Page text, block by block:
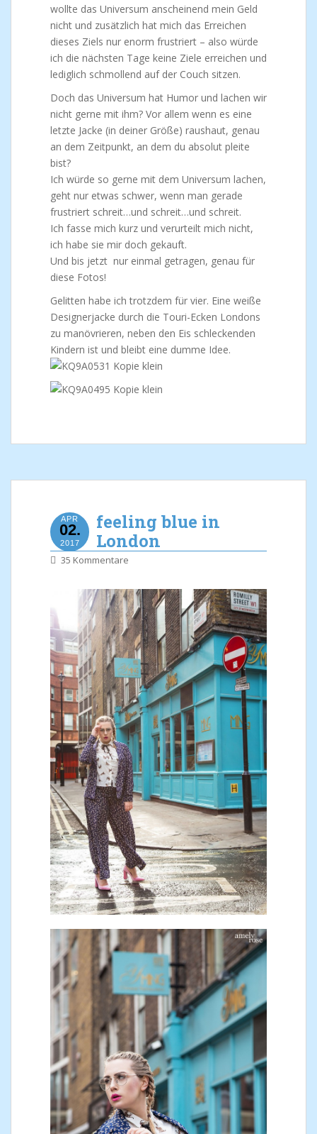
wollte das Universum anscheinend mein Geld
nicht und zusätzlich hat mich das Erreichen
dieses Ziels nur enorm frustriert – also würde
ich die nächsten Tage keine Ziele erreichen und
lediglich schmollend auf der Couch sitzen.
Doch das Universum hat Humor und lachen wir
nicht gerne mit ihm? Vor allem wenn es eine
letzte Jacke (in deiner Größe) raushaut, genau
an dem Zeitpunkt, an dem du absolut pleite
bist?
Ich würde so gerne mit dem Universum lachen,
geht nur etwas schwer, wenn man gerade
frustriert schreit…und schreit…und schreit.
Ich fasse mich kurz und verurteilt mich nicht,
ich habe sie mir doch gekauft.
Und bis jetzt nur einmal getragen, genau für
diese Fotos!
Gelitten habe ich trotzdem für vier. Eine weiße
Designerjacke durch die Touri-Ecken Londons
zu manövrieren, neben den Eis schleckenden
Kindern ist und bleibt eine dumme Idee.
APR
02.
2017
feeling blue in
London
35 Kommentare